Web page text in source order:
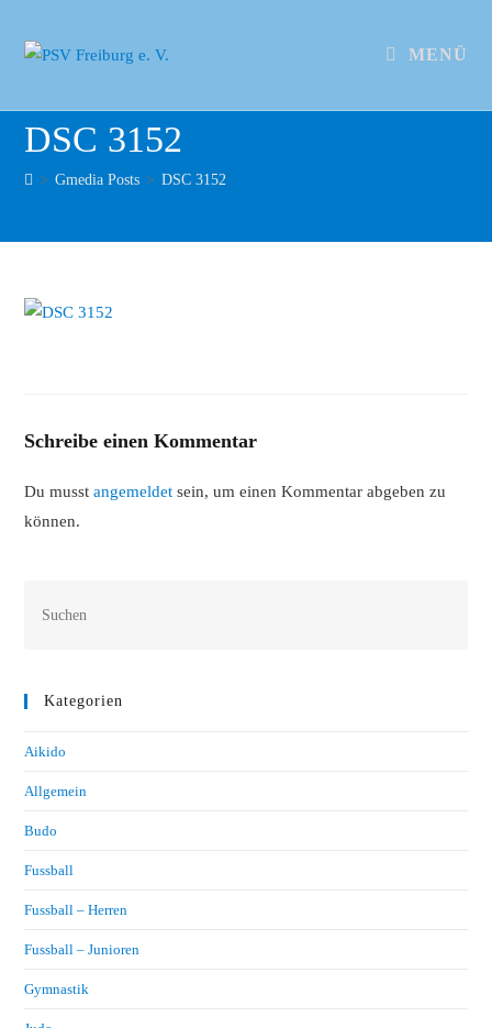
MENÜ
DSC 3152
> Gmedia Posts > DSC 3152
Schreibe einen Kommentar
Du musstangemeldet sein, um einen Kommentar abgeben zu
können.
Kategorien
Aikido
Allgemein
Budo
Fussball
Fussball – Herren
Fussball – Junioren
Gymnastik